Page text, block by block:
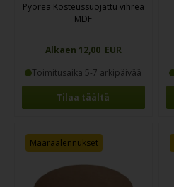
Pyöreä Kosteussuojattu vihreä
MDF
Alkaen 12,00 EUR
Toimitusaika 5-7 arkipäivää
Tilaa täältä
Määräalennukset